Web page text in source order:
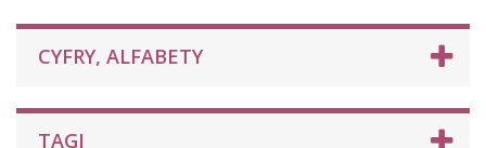
CYFRY, ALFABETY
TAGI